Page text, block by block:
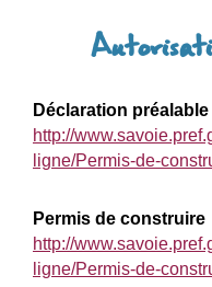
Déclaration
http://
ligne/Permis-de-
Permis de construire
http://
ligne/Permis-de-